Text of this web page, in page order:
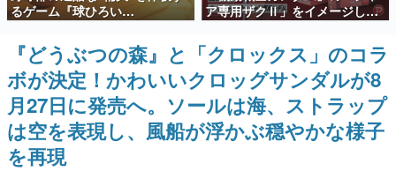
ど。多くの人々に読まれた、電ファミ渾身の“殿堂入り”記
事をまとめました。
ゲームの企画書
名作ゲームクリエイターの方々に製作時のエピソードをお
聞きし、ヒットする企画（ゲーム）とは何か？を探ってい
きます。
赫本
この物語を解いてはいけない。『赫本』は、〈試験問題〉
るゲーム『球ひろい
Simulator』が「1件」のウィッ
シュリストをもとにチェコ語に
対応しSNSで話題に。『キング
ダム・カム』開発元やチェコの
プロ野球選手から称賛の声
ア専用ザクⅡ」をイメージした
散水ホースリールが予約開始。
本体にはシャアのパーソナルマ
ークやジオン公国軍のエンブレ
ム、型式番号などを配置
『どうぶつの森』と「クロックス」のコラ
ボが決定！かわいいクロッグサンダルが8
月27日に発売へ。ソールは海、ストラップ
は空を表現し、風船が浮かぶ穏やかな様子
を再現